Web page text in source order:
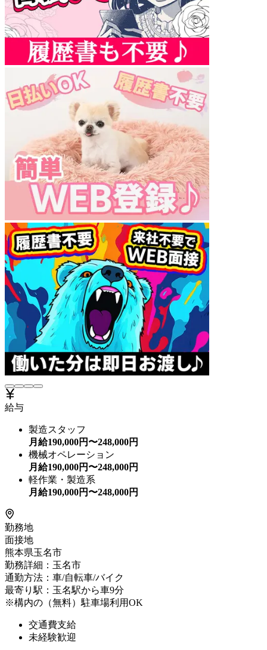
給与
製造スタッフ
月給190,000円〜248,000円
機械オペレーション
月給190,000円〜248,000円
軽作業・製造系
月給190,000円〜248,000円
勤務地
面接地
熊本県玉名市
勤務詳細：玉名市
通勤方法：車/自転車/バイク
最寄り駅：玉名駅から車9分
※構内の（無料）駐車場利用OK
交通費支給
未経験歓迎